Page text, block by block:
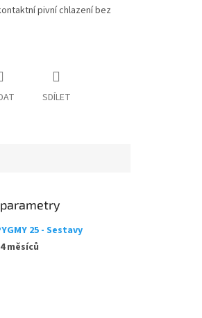
pivní chlazení bez
SDÍLET
25 - Sestavy
měsíců